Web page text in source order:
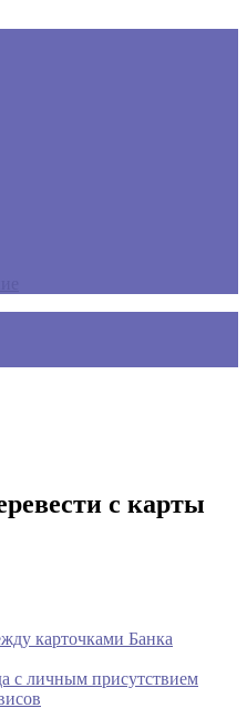
с карты
карточками Банка
с личным присутствием